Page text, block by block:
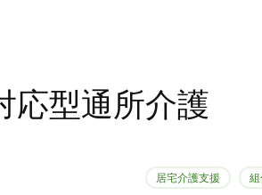
応型通所介護
居宅介護支援